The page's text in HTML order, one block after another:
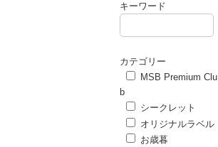
キーワード
カテゴリー
MSB Premium Clu
b
シークレット
オリジナルラベル
お歳暮